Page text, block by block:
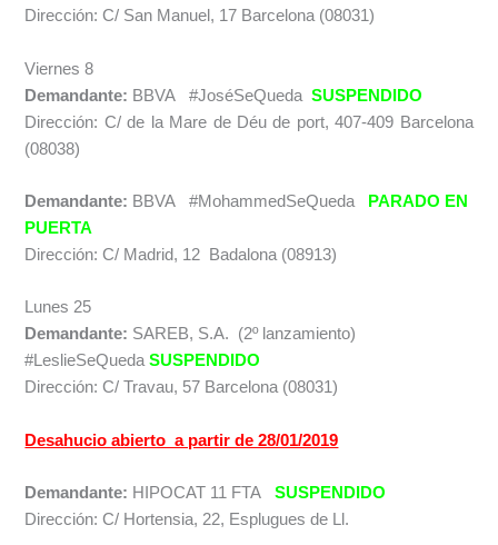
Dirección: C/ San Manuel, 17 Barcelona (08031)
Viernes 8
Demandante: BBVA #JoséSeQuedaSUSPENDIDO
Dirección: C/ de la Mare de Déu de port, 407-409 Barcelona
(08038)
Demandante: BBVA #MohammedSeQueda
PARADO EN
PUERTA
Dirección: C/ Madrid, 12 Badalona (08913)
Lunes 25
Demandante: SAREB, S.A. (2º lanzamiento)
#LeslieSeQuedaSUSPENDIDO
Dirección: C/ Travau, 57 Barcelona (08031)
Desahucio abierto a partir de 28/01/2019
Demandante: HIPOCAT 11 FTASUSPENDIDO
Dirección: C/ Hortensia, 22, Esplugues de Ll.